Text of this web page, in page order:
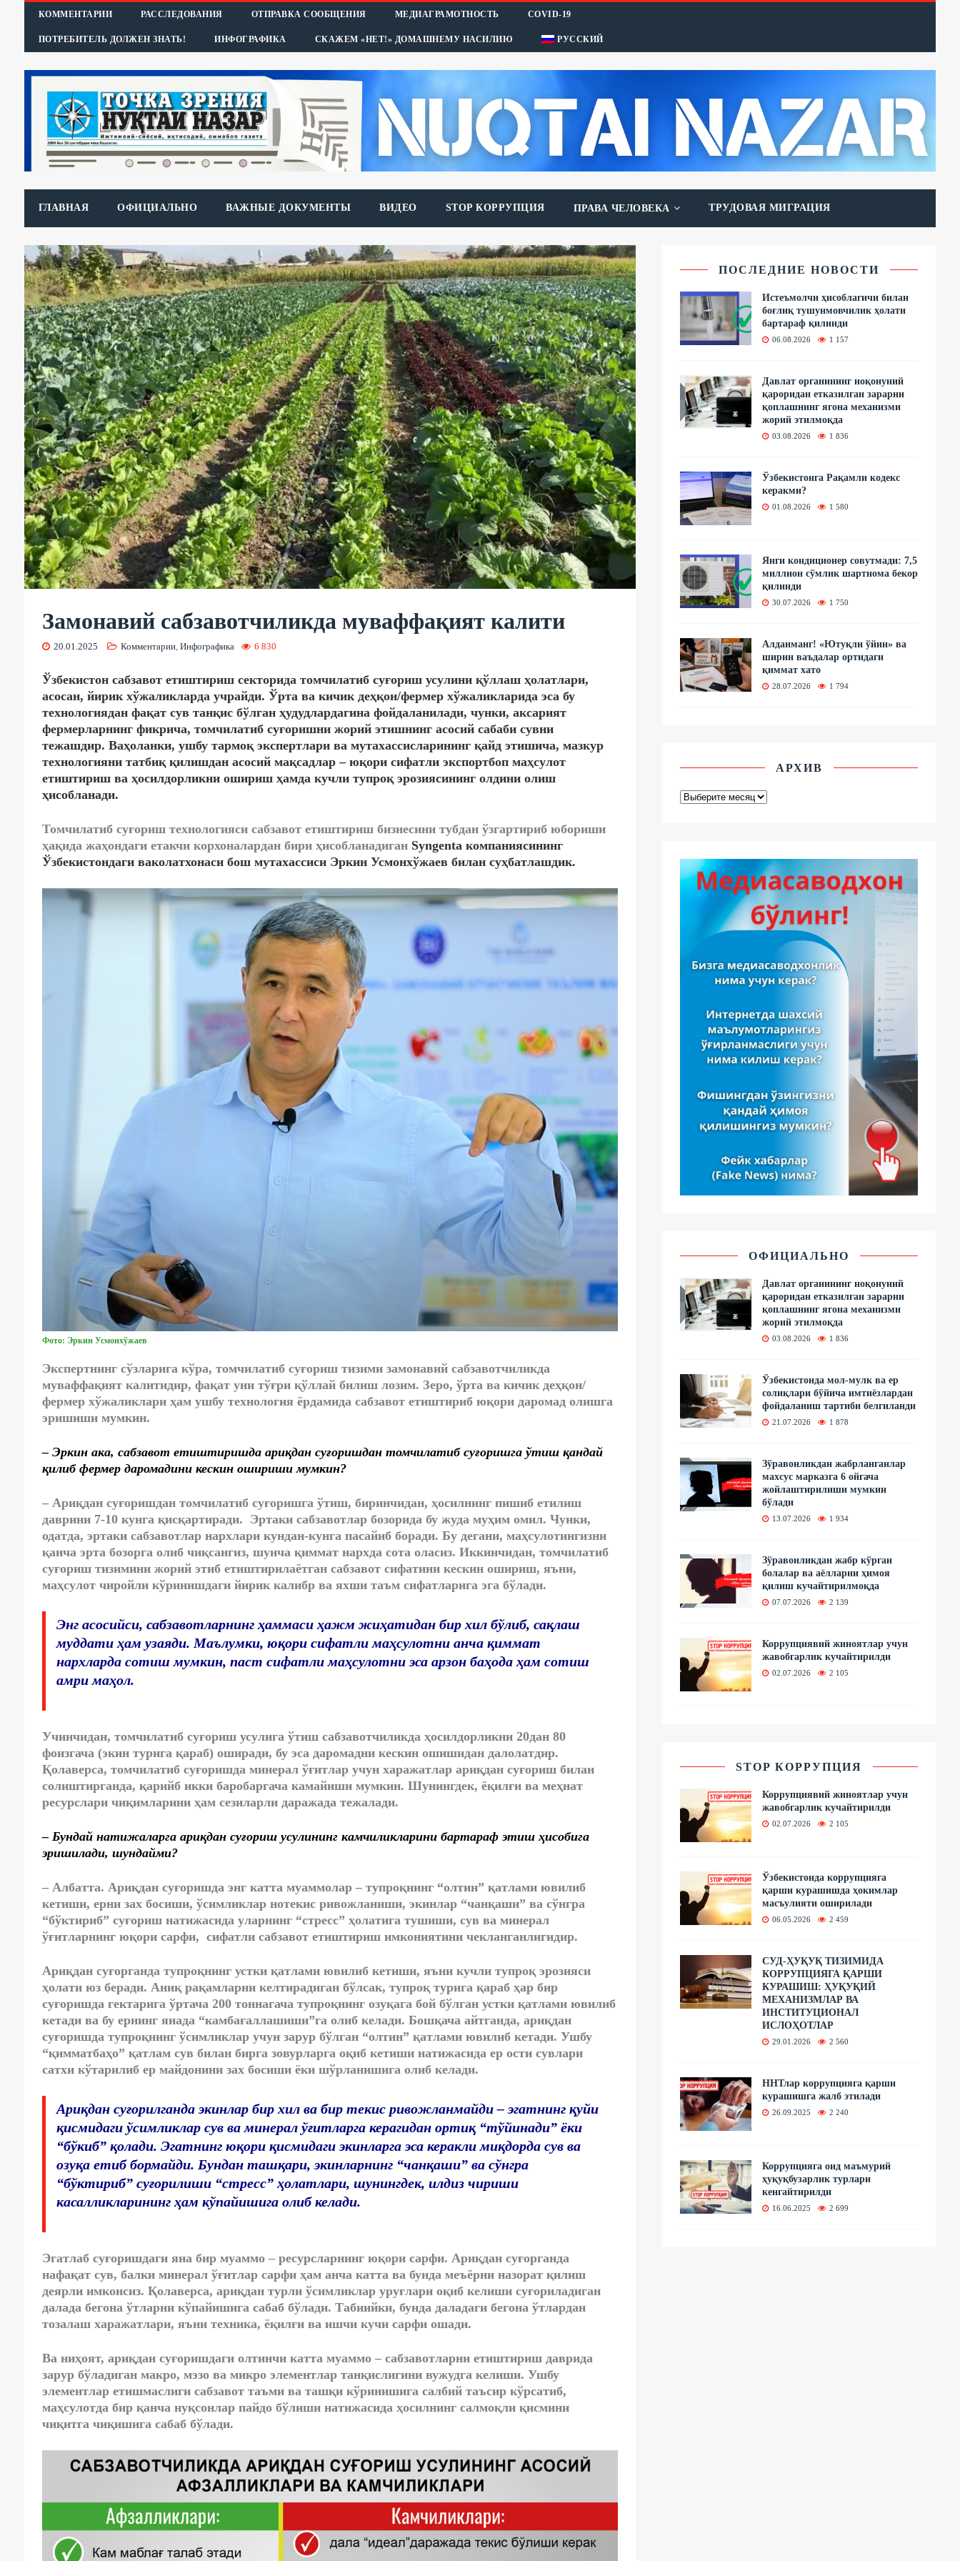
КОММЕНТАРИИ РАССЛЕДОВАНИЯ ОТПРАВКА СООБЩЕНИЯ МЕДИАГРАМОТНОСТЬ COVID-19
ПОТРЕБИТЕЛЬ ДОЛЖЕН ЗНАТЬ! ИНФОГРАФИКА СКАЖЕМ «НЕТ!» ДОМАШНЕМУ НАСИЛИЮ РУССКИЙ
ГЛАВНАЯ ОФИЦИАЛЬНО ВАЖНЫЕ ДОКУМЕНТЫ ВИДЕО STOP КОРРУПЦИЯ ПРАВА ЧЕЛОВЕКА ТРУДОВАЯ МИГРАЦИЯ
Замонавий сабзавотчиликда муваффақият калити
20.01.2025 Комментарии, Инфографика 6 830
Ўзбекистон сабзавот етиштириш секторида томчилатиб суғориш усулини қўллаш ҳолатлари,
асосан, йирик хўжаликларда учрайди. Ўрта ва кичик деҳқон/фермер хўжаликларида эса бу
технологиядан фақат сув танқис бўлган ҳудудлардагина фойдаланилади, чунки, аксарият
фермерларнинг фикрича, томчилатиб суғоришни жорий этишнинг асосий сабаби сувни
тежашдир. Ваҳоланки, ушбу тармоқ экспертлари ва мутахассисларининг қайд этишича, мазкур
технологияни татбиқ қилишдан асосий мақсадлар – юқори сифатли экспортбоп маҳсулот
етиштириш ва ҳосилдорликни ошириш ҳамда кучли тупроқ эрозиясининг олдини олиш
ҳисобланади.
Томчилатиб суғориш технологияси сабзавот етиштириш бизнесини тубдан ўзгартириб юбориши
ҳақида жаҳондаги етакчи корхоналардан бири ҳисобланадиган Syngenta компаниясининг
Ўзбекистондаги ваколатхонаси бош мутахассиси Эркин Усмонхўжаев билан суҳбатлашдик.
Фото: Эркин Усмонхўжаев
Экспертнинг сўзларига кўра, томчилатиб суғориш тизими замонавий сабзавотчиликда
муваффақият калитидир, фақат уни тўғри қўллай билиш лозим. Зеро, ўрта ва кичик деҳқон/
фермер хўжаликлари ҳам ушбу технология ёрдамида сабзавот етиштириб юқори даромад олишга
эришиши мумкин.
– Эркин ака, сабзавот етиштиришда ариқдан суғоришдан томчилатиб суғоришга ўтиш қандай
қилиб фермер даромадини кескин ошириши мумкин?
– Ариқдан суғоришдан томчилатиб суғоришга ўтиш, биринчидан, ҳосилнинг пишиб етилиш
даврини 7-10 кунга қисқартиради. Эртаки сабзавотлар бозорида бу жуда муҳим омил. Чунки,
одатда, эртаки сабзавотлар нархлари кундан-кунга пасайиб боради. Бу дегани, маҳсулотингизни
қанча эрта бозорга олиб чиқсангиз, шунча қиммат нархда сота оласиз. Иккинчидан, томчилатиб
суғориш тизимини жорий этиб етиштирилаётган сабзавот сифатини кескин ошириш, яъни,
маҳсулот чиройли кўринишдаги йирик калибр ва яхши таъм сифатларига эга бўлади.
Энг асосийси, сабзавотларнинг ҳаммаси ҳажм жиҳатидан бир хил бўлиб, сақлаш
муддати ҳам узаяди. Маълумки, юқори сифатли маҳсулотни анча қиммат
нархларда сотиш мумкин, паст сифатли маҳсулотни эса арзон баҳода ҳам сотиш
амри маҳол.
Учинчидан, томчилатиб суғориш усулига ўтиш сабзавотчиликда ҳосилдорликни 20дан 80
фоизгача (экин турига қараб) оширади, бу эса даромадни кескин ошишидан далолатдир.
Қолаверса, томчилатиб суғоришда минерал ўғитлар учун харажатлар ариқдан суғориш билан
солиштирганда, қарийб икки баробаргача камайиши мумкин. Шунингдек, ёқилғи ва меҳнат
ресурслари чиқимларини ҳам сезиларли даражада тежалади.
– Бундай натижаларга ариқдан суғориш усулининг камчиликларини бартараф этиш ҳисобига
эришилади, шундайми?
– Албатта. Ариқдан суғоришда энг катта муаммолар – тупроқнинг “олтин” қатлами ювилиб
кетиши, ерни зах босиши, ўсимликлар нотекис ривожланиши, экинлар “чанқаши” ва сўнгра
“бўктириб” суғориш натижасида уларнинг “стресс” ҳолатига тушиши, сув ва минерал
ўғитларнинг юқори сарфи, сифатли сабзавот етиштириш имкониятини чекланганлигидир.
Ариқдан суғорганда тупроқнинг устки қатлами ювилиб кетиши, яъни кучли тупроқ эрозияси
ҳолати юз беради. Аниқ рақамларни келтирадиган бўлсак, тупроқ турига қараб ҳар бир
суғоришда гектарига ўртача 200 тоннагача тупроқнинг озуқага бой бўлган устки қатлами ювилиб
кетади ва бу ернинг янада “камбағаллашиши”га олиб келади. Бошқача айтганда, ариқдан
суғоришда тупроқнинг ўсимликлар учун зарур бўлган “олтин” қатлами ювилиб кетади. Ушбу
“қимматбаҳо” қатлам сув билан бирга зовурларга оқиб кетиши натижасида ер ости сувлари
сатхи кўтарилиб ер майдонини зах босиши ёки шўрланишига олиб келади.
Ариқдан суғорилганда экинлар бир хил ва бир текис ривожланмайди – эгатнинг қуйи
қисмидаги ўсимликлар сув ва минерал ўғитларга керагидан ортиқ “тўйинади” ёки
“бўкиб” қолади. Эгатнинг юқори қисмидаги экинларга эса керакли миқдорда сув ва
озуқа етиб бормайди. Бундан ташқари, экинларнинг “чанқаши” ва сўнгра
“бўктириб” суғорилиши “стресс” ҳолатлари, шунингдек, илдиз чириши
касалликларининг ҳам кўпайишига олиб келади.
Эгатлаб суғоришдаги яна бир муаммо – ресурсларнинг юқори сарфи. Ариқдан суғорганда
нафақат сув, балки минерал ўғитлар сарфи ҳам анча катта ва бунда меъёрни назорат қилиш
деярли имконсиз. Қолаверса, ариқдан турли ўсимликлар уруғлари оқиб келиши суғориладиган
далада бегона ўтларни кўпайишига сабаб бўлади. Табиийки, бунда даладаги бегона ўтлардан
тозалаш харажатлари, яъни техника, ёқилғи ва ишчи кучи сарфи ошади.
Ва ниҳоят, ариқдан суғоришдаги олтинчи катта муаммо – сабзавотларни етиштириш даврида
зарур бўладиган макро, мэзо ва микро элементлар танқислигини вужудга келиши. Ушбу
элементлар етишмаслиги сабзавот таъми ва ташқи кўринишига салбий таъсир кўрсатиб,
маҳсулотда бир қанча нуқсонлар пайдо бўлиши натижасида ҳосилнинг салмоқли қисмини
чиқитга чиқишига сабаб бўлади.
ПОСЛЕДНИЕ НОВОСТИ
Истеъмолчи ҳисоблагичи билан
боғлиқ тушунмовчилик ҳолати
бартараф қилинди
06.08.2026 1 157
Давлат органининг ноқонуний
қароридан етказилган зарарни
қоплашнинг ягона механизми
жорий этилмоқда
03.08.2026 1 836
Ўзбекистонга Рақамли кодекс
керакми?
01.08.2026 1 580
Янги кондиционер совутмади: 7,5
миллион сўмлик шартнома бекор
қилинди
30.07.2026 1 750
Алданманг! «Ютуқли ўйин» ва
ширин ваъдалар ортидаги
қиммат хато
28.07.2026 1 794
АРХИВ
ОФИЦИАЛЬНО
Давлат органининг ноқонуний
қароридан етказилган зарарни
қоплашнинг ягона механизми
жорий этилмоқда
03.08.2026 1 836
Ўзбекистонда мол-мулк ва ер
солиқлари бўйича имтиёзлардан
фойдаланиш тартиби белгиланди
21.07.2026 1 878
Зўравонликдан жабрланганлар
махсус марказга 6 ойгача
жойлаштирилиши мумкин
бўлади
13.07.2026 1 934
Зўравонликдан жабр кўрган
болалар ва аёлларни ҳимоя
қилиш кучайтирилмоқда
07.07.2026 2 139
Коррупциявий жиноятлар учун
жавобгарлик кучайтирилди
02.07.2026 2 105
STOP КОРРУПЦИЯ
Коррупциявий жиноятлар учун
жавобгарлик кучайтирилди
02.07.2026 2 105
Ўзбекистонда коррупцияга
қарши курашишда ҳокимлар
масъулияти оширилади
06.05.2026 2 459
СУД-ҲУҚУҚ ТИЗИМИДА
КОРРУПЦИЯГА ҚАРШИ
КУРАШИШ: ҲУҚУҚИЙ
МЕХАНИЗМЛАР ВА
ИНСТИТУЦИОНАЛ
ИСЛОҲОТЛАР
29.01.2026 2 560
ННТлар коррупцияга қарши
курашишга жалб этилади
26.09.2025 2 240
Коррупцияга оид маъмурий
ҳуқуқбузарлик турлари
кенгайтирилди
16.06.2025 2 699